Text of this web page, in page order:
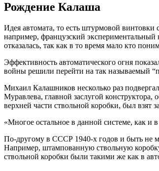
Рождение Калаша
Идея автомата, то есть штурмовой
например, французский экспериментальный
отказалась, так как в то время мало кто
Эффективность автоматического огня
войны решили перейти на так называемый
Михаил Калашников несколько раз
Муравлева, главной заслугой
верхней части ствольной коробки, был взят
«Многое остальное в данной системе, как
По-другому в СССР 1940-х годов и быть не
Например, штампованную ствольную
ствольной коробки были такими же как в